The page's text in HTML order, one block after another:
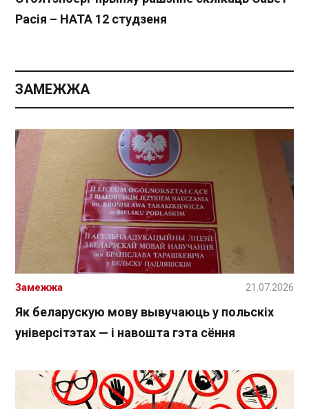
Расія – НАТА 12 студзеня
ЗАМЕЖЖА
Як беларускую мову вывучаюць у польскіх
універсітэтах — і навошта гэта сёння
Замежжа 21.07.2026